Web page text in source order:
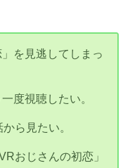
を見逃してしまっ
度視聴したい。
ら見たい。
おじさんの初恋」